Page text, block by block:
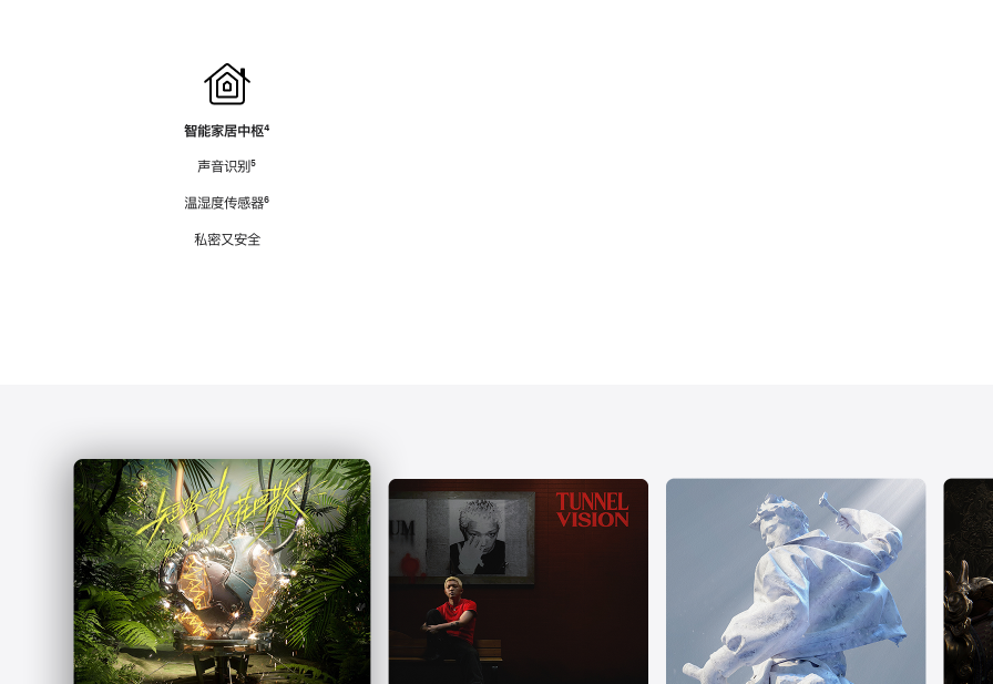
智能家居中枢脚
⁴
声音识别脚
⁵
温湿度传感器脚
⁶
私密又安全